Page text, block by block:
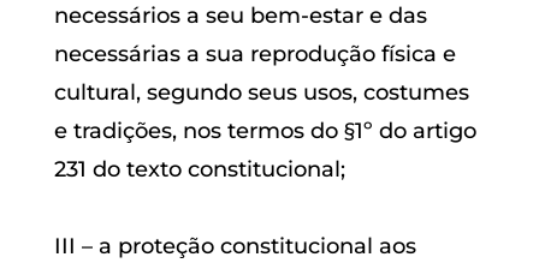
necessários a seu bem-estar e das
necessárias a sua reprodução física e
cultural, segundo seus usos, costumes
e tradições, nos termos do §1º do artigo
231 do texto constitucional;
III – a proteção constitucional aos